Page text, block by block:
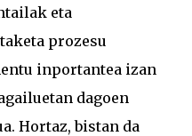
eta
prozesu
inportantea izan
dagoen
Hortaz, bistan da